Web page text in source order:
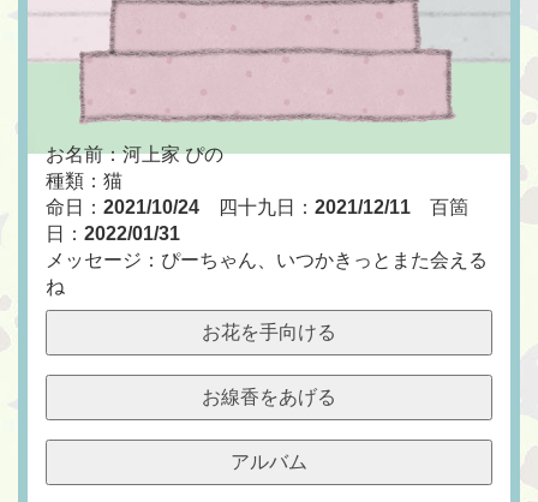
お名前：河上家 ぴの
種類：猫
命日： 2021/10/24 四十九日： 2021/12/11 百箇
日： 2022/01/31
メッセージ：ぴーちゃん、いつかきっとまた会える
ね
お花を手向ける
お線香をあげる
アルバム